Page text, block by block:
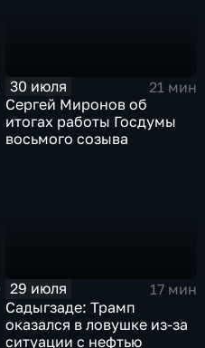
30 июля
21 мин
Сергей Миронов об
итогах работы Госдумы
восьмого созыва
29 июля
17 мин
Садыгзаде: Трамп
оказался в ловушке из-за
ситуации с нефтью